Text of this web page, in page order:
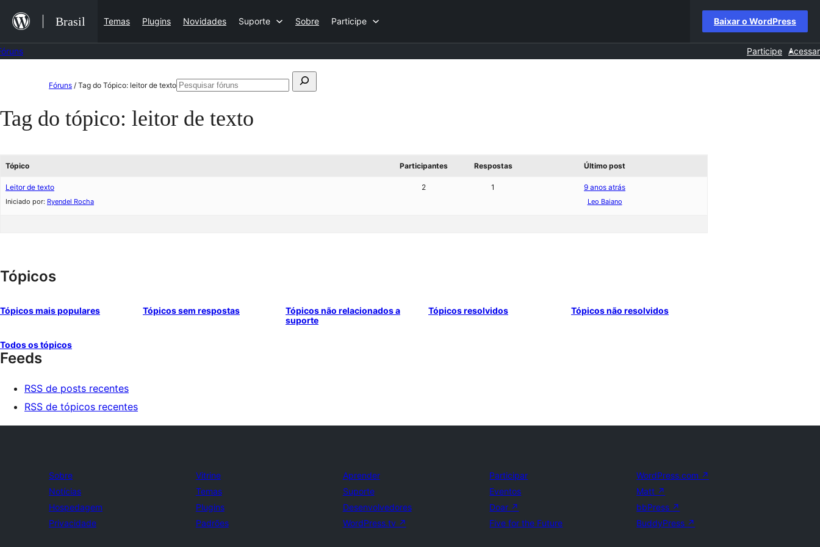
para
o
Brasil Temas Plugins Novidades Suporte Sobre Participe Baixar o WordPress
Participe Acessar
o
Fóruns / Tag do Tópico: leitor de textoPesquisar
Pesquisar
Tag do tópico: leitor de texto
Tópico Participantes Respostas Último post
Leitor de texto
Iniciado por: Ryendel Rocha
2 1 9 anos atrás
Leo Baiano
Tópicos
Tópicos mais populares Tópicos sem respostas
Tópicos não relacionados a
suporte
Tópicos resolvidos Tópicos não resolvidos
Todos os tópicos
Feeds
RSS de posts recentes
RSS de tópicos recentes
Sobre
Notícias
Hospedagem
Privacidade
Vitrine
Temas
Plugins
Padrões
Aprender
Suporte
Desenvolvedores
WordPress.tv ↗
Participar
Eventos
Doar ↗
Five for the Future
WordPress.com ↗
Matt ↗
bbPress ↗
BuddyPress ↗